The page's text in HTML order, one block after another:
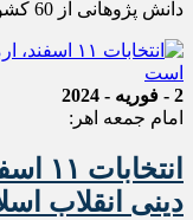
دانش پژوهانی از 60 کشور جهان در شهر تبریز برگزار خواهد شد.
2 - فوریه - 2024
امام جمعه اهر:
دینی انقلاب